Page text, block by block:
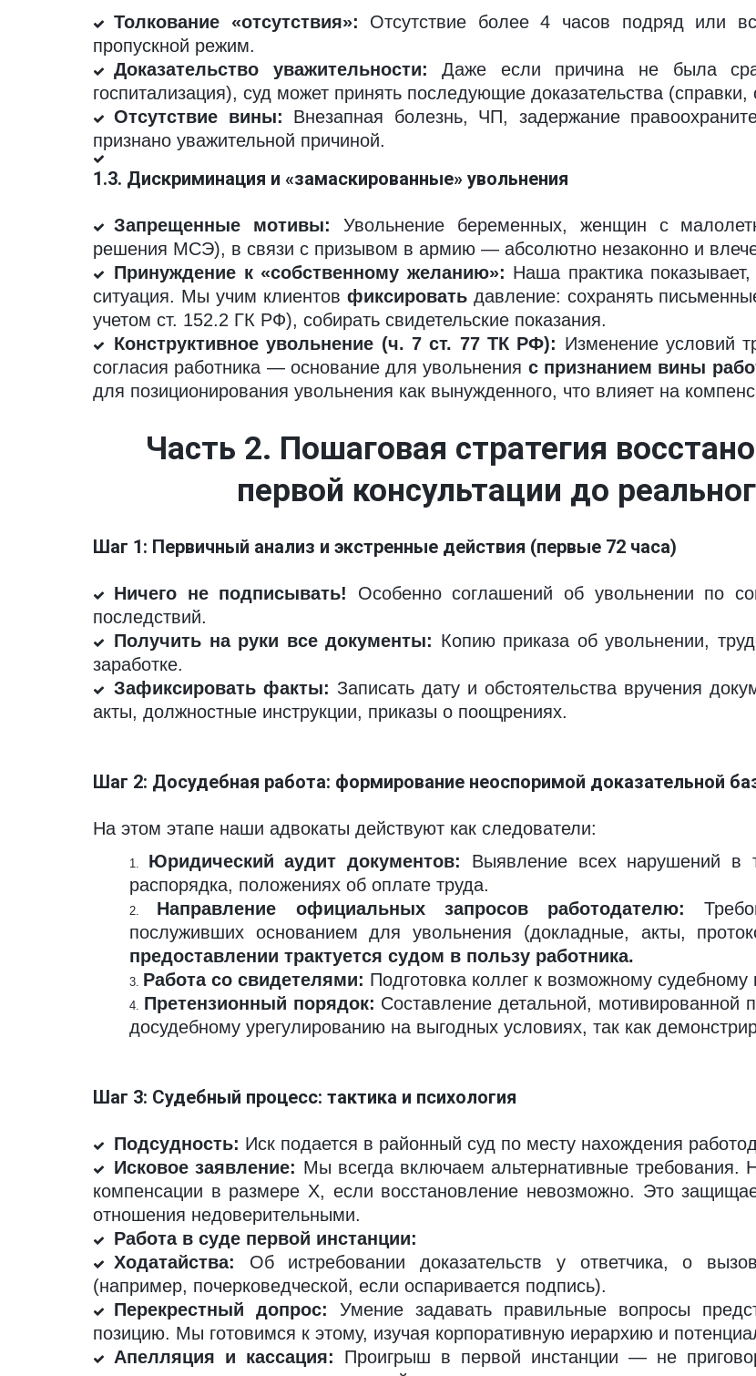
Толкование «отсутствия»: Отсутствие более 4 часов подряд или
пропускной режим.
Доказательство уважительности: Даже если причина не была
госпитализация), суд может принять последующие доказательства (справки,
Отсутствие вины: Внезапная болезнь, ЧП, задержание
признано уважительной причиной.
1.3. Дискриминация и «замаскированные» увольнения
Запрещенные мотивы: Увольнение беременных, женщин с
решения МСЭ), в связи с призывом в армию — абсолютно незаконно и
Принуждение к «собственному желанию»: Наша практика
ситуация. Мы учим клиентов фиксироватьдавление: сохранять
учетом ст. 152.2 ГК РФ), собирать свидетельские показания.
Конструктивное увольнение (ч. 7 ст. 77 ТК РФ): Изменение условий
согласия работника — основание для увольнения с признанием вины
для позиционирования увольнения как вынужденного, что влияет на
Часть 2. Пошаговая стратегия
первой консультации до
Шаг 1: Первичный анализ и экстренные действия (первые 72 часа)
Ничего не подписывать! Особенно соглашений об увольнении по
последствий.
Получить на руки все документы: Копию приказа об увольнении,
заработке.
Зафиксировать факты: Записать дату и обстоятельства вручения
акты, должностные инструкции, приказы о поощрениях.
Шаг 2: Досудебная работа: формирование неоспоримой доказательной
На этом этапе наши адвокаты действуют как следователи:
Юридический аудит документов:
Выявление всех нарушений в
распорядка, положениях об оплате труда.
Направление официальных запросов работодателю:
послуживших основанием для увольнения (докладные, акты,
предоставлении трактуется судом в пользу работника.
Работа со свидетелями: Подготовка коллег к возможному
Претензионный порядок: Составление детальной, мотивированной
досудебному урегулированию на выгодных условиях, так как
Шаг 3: Судебный процесс: тактика и психология
Подсудность: Иск подается в районный суд по месту нахождения
Исковое заявление: Мы всегда включаем альтернативные требования.
компенсации в размере Х, если восстановление невозможно. Это
отношения недоверительными.
Работа в суде первой инстанции:
Ходатайства: Об истребовании доказательств у ответчика, о
(например, почерковедческой, если оспаривается подпись).
Перекрестный допрос: Умение задавать правильные вопросы
позицию. Мы готовимся к этому, изучая корпоративную иерархию и
Апелляция и кассация: Проигрыш в первой инстанции — не